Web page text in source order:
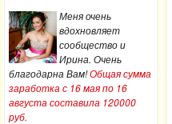
Меня очень
вдохновляет
сообщество и
Ирина. Очень
благодарна Вам!Общая сумма
заработка с 16 мая по 16
августа составила 120000
руб.